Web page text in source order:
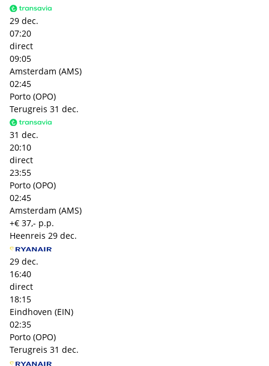
29 dec.
07:20
direct
09:05
Amsterdam (AMS)
02:45
Porto (OPO)
Terugreis 31 dec.
31 dec.
20:10
direct
23:55
Porto (OPO)
02:45
Amsterdam (AMS)
+€ 37,- p.p.
Heenreis 29 dec.
29 dec.
16:40
direct
18:15
Eindhoven (EIN)
02:35
Porto (OPO)
Terugreis 31 dec.